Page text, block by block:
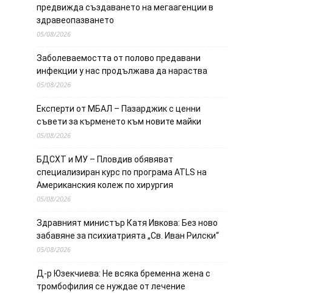
предвижда създаването на мегаагенции в
здравеопазването
05/08/2026
Заболеваемостта от полово предавани
инфекции у нас продължава да нараства
05/08/2026
Експерти от МБАЛ – Пазарджик с ценни
съвети за кърменето към новите майки
05/08/2026
БДСХТ и МУ – Пловдив обявяват
специализиран курс по програма ATLS на
Американския колеж по хирургия
05/08/2026
Здравният министър Катя Ивкова: Без ново
забавяне за психиатрията „Св. Иван Рилски“
05/08/2026
Д-р Юзекчиева: Не всяка бременна жена с
тромбофилия се нуждае от лечение